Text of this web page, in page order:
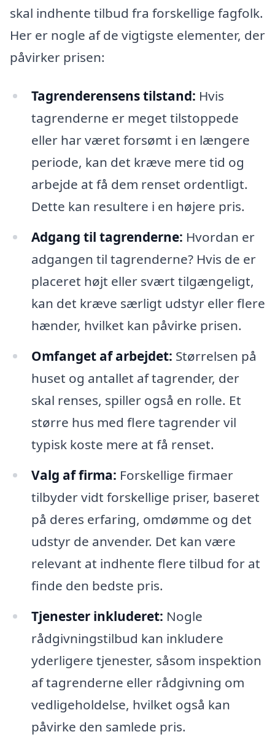
skal indhente tilbud fra forskellige fagfolk.
Her er nogle af de vigtigste elementer, der
påvirker prisen:
Tagrenderensens tilstand: Hvis
tagrenderne er meget tilstoppede
eller har været forsømt i en længere
periode, kan det kræve mere tid og
arbejde at få dem renset ordentligt.
Dette kan resultere i en højere pris.
Adgang til tagrenderne: Hvordan er
adgangen til tagrenderne? Hvis de er
placeret højt eller svært tilgængeligt,
kan det kræve særligt udstyr eller flere
hænder, hvilket kan påvirke prisen.
Omfanget af arbejdet: Størrelsen på
huset og antallet af tagrender, der
skal renses, spiller også en rolle. Et
større hus med flere tagrender vil
typisk koste mere at få renset.
Valg af firma: Forskellige firmaer
tilbyder vidt forskellige priser, baseret
på deres erfaring, omdømme og det
udstyr de anvender. Det kan være
relevant at indhente flere tilbud for at
finde den bedste pris.
Tjenester inkluderet: Nogle
rådgivningstilbud kan inkludere
yderligere tjenester, såsom inspektion
af tagrenderne eller rådgivning om
vedligeholdelse, hvilket også kan
påvirke den samlede pris.